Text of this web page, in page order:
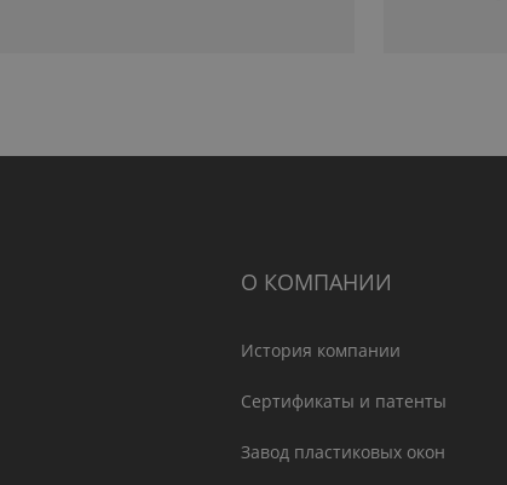
О КОМПАНИИ
История компании
Сертификаты и патенты
Завод пластиковых окон